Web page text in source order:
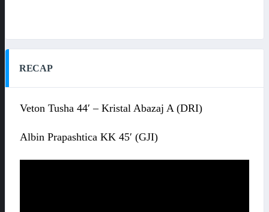
RECAP
Veton Tusha 44′ – Kristal Abazaj A (DRI)
Albin Prapashtica KK 45′ (GJI)